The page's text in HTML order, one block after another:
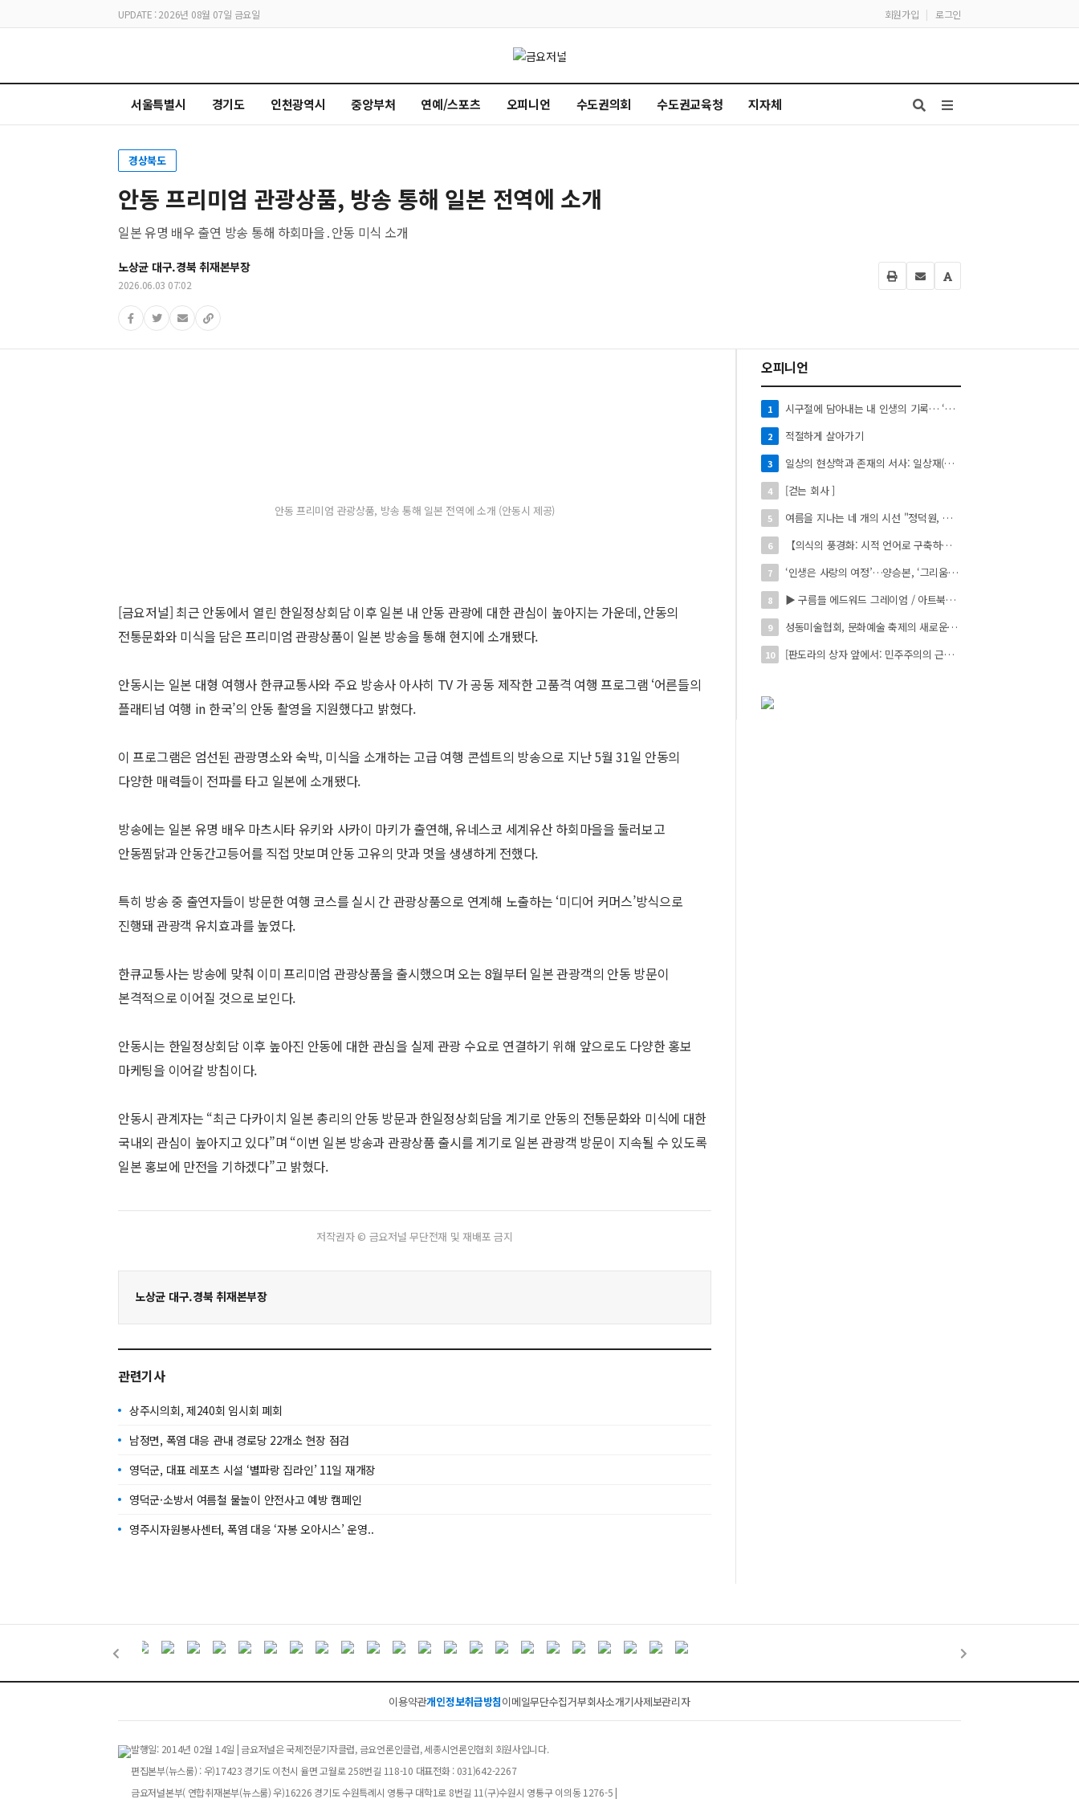
UPDATE : 2026년 08월 07일 금요일 회원가입 | 로그인
서울특별시 경기도 인천광역시 중앙부처 연예/스포츠 오피니언 수도권의회 수도권교육청 지자체
경상북도
안동 프리미엄 관광상품, 방송 통해 일본 전역에 소개
일본 유명 배우 출연 방송 통해 하회마을․안동 미식 소개
노상균 대구.경북 취재본부장
2026.06.03 07:02
안동 프리미엄 관광상품, 방송 통해 일본 전역에 소개 (안동시 제공)
[금요저널] 최근 안동에서 열린 한일정상회담 이후 일본 내 안동 관광에 대한 관심이 높아지는 가운데, 안동의
전통문화와 미식을 담은 프리미엄 관광상품이 일본 방송을 통해 현지에 소개됐다.
안동시는 일본 대형 여행사 한큐교통사와 주요 방송사 아사히 TV 가 공동 제작한 고품격 여행 프로그램 ‘어른들의
플래티넘 여행 in 한국’의 안동 촬영을 지원했다고 밝혔다.
이 프로그램은 엄선된 관광명소와 숙박, 미식을 소개하는 고급 여행 콘셉트의 방송으로 지난 5월 31일 안동의
다양한 매력들이 전파를 타고 일본에 소개됐다.
방송에는 일본 유명 배우 마츠시타 유키와 사카이 마키가 출연해, 유네스코 세계유산 하회마을을 둘러보고
안동찜닭과 안동간고등어를 직접 맛보며 안동 고유의 맛과 멋을 생생하게 전했다.
특히 방송 중 출연자들이 방문한 여행 코스를 실시 간 관광상품으로 연계해 노출하는 ‘미디어 커머스’방식으로
진행돼 관광객 유치효과를 높였다.
한큐교통사는 방송에 맞춰 이미 프리미엄 관광상품을 출시했으며 오는 8월부터 일본 관광객의 안동 방문이
본격적으로 이어질 것으로 보인다.
안동시는 한일정상회담 이후 높아진 안동에 대한 관심을 실제 관광 수요로 연결하기 위해 앞으로도 다양한 홍보
마케팅을 이어갈 방침이다.
안동시 관계자는 “최근 다카이치 일본 총리의 안동 방문과 한일정상회담을 계기로 안동의 전통문화와 미식에 대한
국내외 관심이 높아지고 있다”며 “이번 일본 방송과 관광상품 출시를 계기로 일본 관광객 방문이 지속될 수 있도록
일본 홍보에 만전을 기하겠다”고 밝혔다.
저작권자 © 금요저널 무단전재 및 재배포 금지
노상균 대구.경북 취재본부장
관련기사
상주시의회, 제240회 임시회 폐회
남정면, 폭염 대응 관내 경로당 22개소 현장 점검
영덕군, 대표 레포츠 시설 ‘별파랑 집라인’ 11일 재개장
영덕군·소방서 여름철 물놀이 안전사고 예방 캠페인
영주시자원봉사센터, 폭염 대응 ‘자봉 오아시스’ 운영..
오피니언
1 시구절에 담아내는 내 인생의 기록… ‘시로 쓰는 자서전’
2 적절하게 살아가기
3 일상의 현상학과 존재의 서사: 일상재(日常材)의 시적 환치와 자아 성찰】
4 [걷는 회사 ]
5 여름을 지나는 네 개의 시선 "정덕원, 나지윤, 민선홍, 정윤하 작가" 4인 展
6 【의식의 풍경화: 시적 언어로 구축하는 실존의 미학】
7 ‘인생은 사랑의 여정’…양승본, ‘그리움의 빛’
8 ▶ 구름들 에드워드 그레이엄 / 아트북스 / 288쪽
9 성동미술협회, 문화예술 축제의 새로운 시작 ‘2026 서울숲 국제 아트 페스타’ 개최
10 [판도라의 상자 앞에서: 민주주의의 근원을 묻다]
이용약관개인정보취급방침이메일무단수집거부회사소개기사제보관리자
발행일: 2014년 02월 14일 | 금요저널은 국제전문기자클럽, 금요언론인클럽, 세종시언론인협회 회원사입니다.
편집본부(뉴스룸) : 우)17423 경기도 이천시 율면 고월로 258번길 118-10 대표전화 : 031)642-2267
금요저널본부( 연합취재본부(뉴스룸) 우)16226 경기도 수원특례시 영통구 대학1로 8번길 11(구)수원시 영통구 이의동 1276-5 |